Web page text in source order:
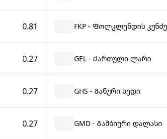
0.81 FKP - Ფოლკლენდის
0.27 GEL - Ქართული ლარი
0.27 GHS - Განური სედი
0.27 GMD - Გამბიური დალასი